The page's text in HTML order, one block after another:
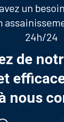
un
24h/24
de
nous